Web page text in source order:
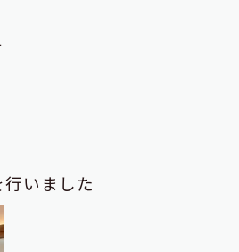
いました